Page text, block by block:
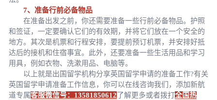
7、准备行前必备物品
在准备出发之前，你还需要准备一些行前必备物品。护照
和签证，一定要确认它们的有效期，并将它们放在一个安全的
地方。其次是机票和行程安排，要提前预订机票，并安排好抵
达后的接机和住宿事宜。此外，还要准备一些生活用品和学习
用具，例如衣物、洗漱用品、电脑等。
以上就是出国留学机构分享英国留学申请的准备工作?有关
英国留学申请准备工作信息，你可以在线咨询我们，添加新航
道专属客服微信号：13581850612 了解更多或者拨打全国热